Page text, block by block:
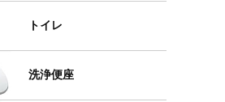
トイレ
洗浄便座